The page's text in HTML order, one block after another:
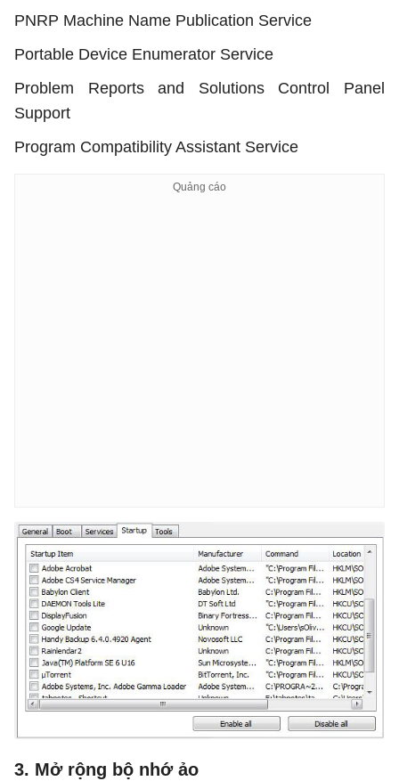
PNRP Machine Name Publication Service
Portable Device Enumerator Service
Problem Reports and Solutions Control Panel
Support
Program Compatibility Assistant Service
3. Mở rộng bộ nhớ ảo